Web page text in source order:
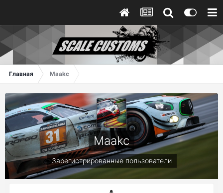
Главная Maakc
Maakc
Зарегистрированные пользователи